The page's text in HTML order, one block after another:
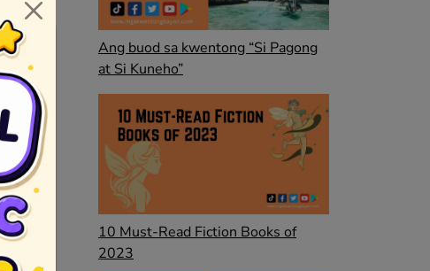
Ang buod sa kwentong “Si Pagong
at Si Kuneho”
10 Must-Read Fiction Books of
2023